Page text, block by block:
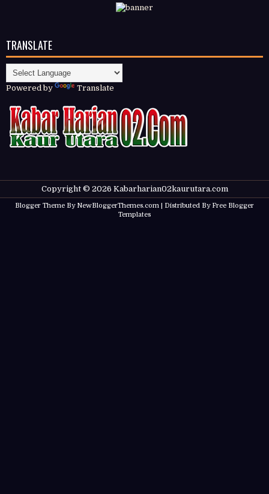
TRANSLATE
Powered by Translate
Copyright © 2026 Kabarharian02kaurutara.com
Blogger Theme By NewBloggerThemes.com | Distributed ByFree Blogger
Templates